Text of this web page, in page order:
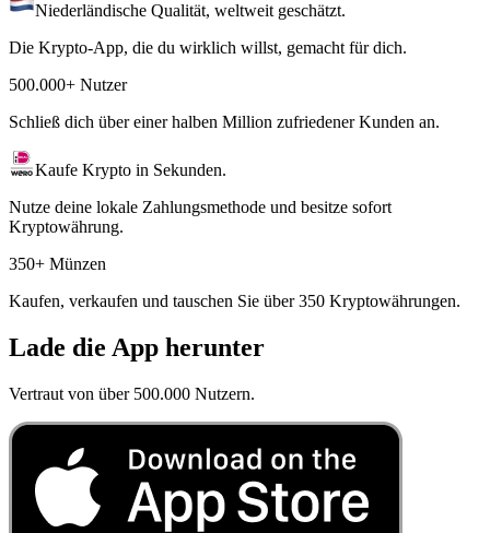
Niederländische Qualität, weltweit geschätzt.
Die Krypto-App, die du wirklich willst, gemacht für dich.
500.000+ Nutzer
Schließ dich über einer halben Million zufriedener Kunden an.
Kaufe Krypto in Sekunden.
Nutze deine lokale Zahlungsmethode und besitze sofort
Kryptowährung.
350+ Münzen
Kaufen, verkaufen und tauschen Sie über 350 Kryptowährungen.
Lade die App herunter
Vertraut von über 500.000 Nutzern.